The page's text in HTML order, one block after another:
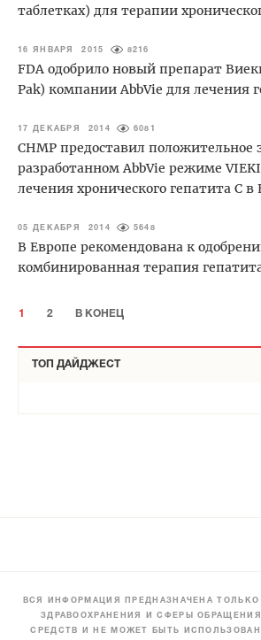
таблетках) для терапии
16 ЯНВАРЯ 2015 8216
FDA одобрило новый препарат
Pak) компании AbbVie для лечения
17 ДЕКАБРЯ 2014 6081
CHMP предоставил положительное
разработанном AbbVie режиме
лечения хронического гепатита С в
05 ДЕКАБРЯ 2014 5648
В Европе рекомендована к
комбинированная терапия
1 2 В КОНЕЦ
ТОП ДАЙДЖЕСТ
ВСЯ ИНФОРМАЦИЯ ПРЕДНАЗНАЧЕНА
ЗДРАВООХРАНЕНИЯ И СФЕРЫ
СРЕДСТВ И НЕ МОЖЕТ БЫТЬ